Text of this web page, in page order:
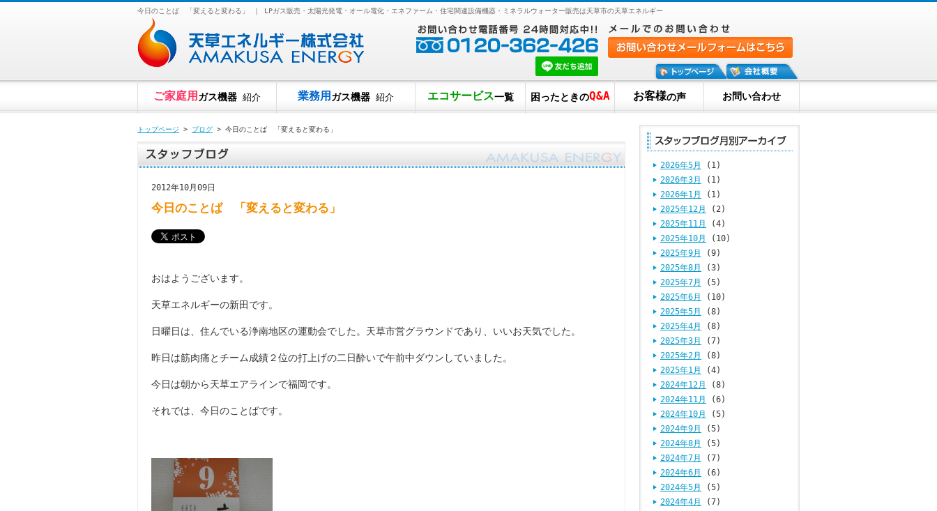
今日のことば 「変えると変わる」 ｜ LPガス販売・太陽光発電・オール電化・エネファーム・住宅関連設備機器・ミネラルウォーター販売は天草市の天草エネルギー
ご家庭用 ガス機器 紹介 業務用 ガス機器 紹介 エコサービス一覧 困ったときのQ&A お客様の声 お問い合わせ
トップページ > ブログ > 今日のことば 「変えると変わる」
2012年10月09日
今日のことば 「変えると変わる」
おはようございます。
天草エネルギーの新田です。
日曜日は、住んでいる浄南地区の運動会でした。天草市営グラウンドであり、いいお天気でした。
昨日は筋肉痛とチーム成績２位の打上げの二日酔いで午前中ダウンしていました。
今日は朝から天草エアラインで福岡です。
それでは、今日のことばです。
2026年5月
(1)
2026年3月
(1)
2026年1月
(1)
2025年12月
(2)
2025年11月
(4)
2025年10月
(10)
2025年9月
(9)
2025年8月
(3)
2025年7月
(5)
2025年6月
(10)
2025年5月
(8)
2025年4月
(8)
2025年3月
(7)
2025年2月
(8)
2025年1月
(4)
2024年12月
(8)
2024年11月
(6)
2024年10月
(5)
2024年9月
(5)
2024年8月
(5)
2024年7月
(7)
2024年6月
(6)
2024年5月
(5)
2024年4月
(7)